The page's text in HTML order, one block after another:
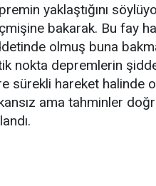
yaklaştığını
bakarak. Bu fay
olmuş buna
nokta depremlerin
sürekli hareket halinde
ama tahminler